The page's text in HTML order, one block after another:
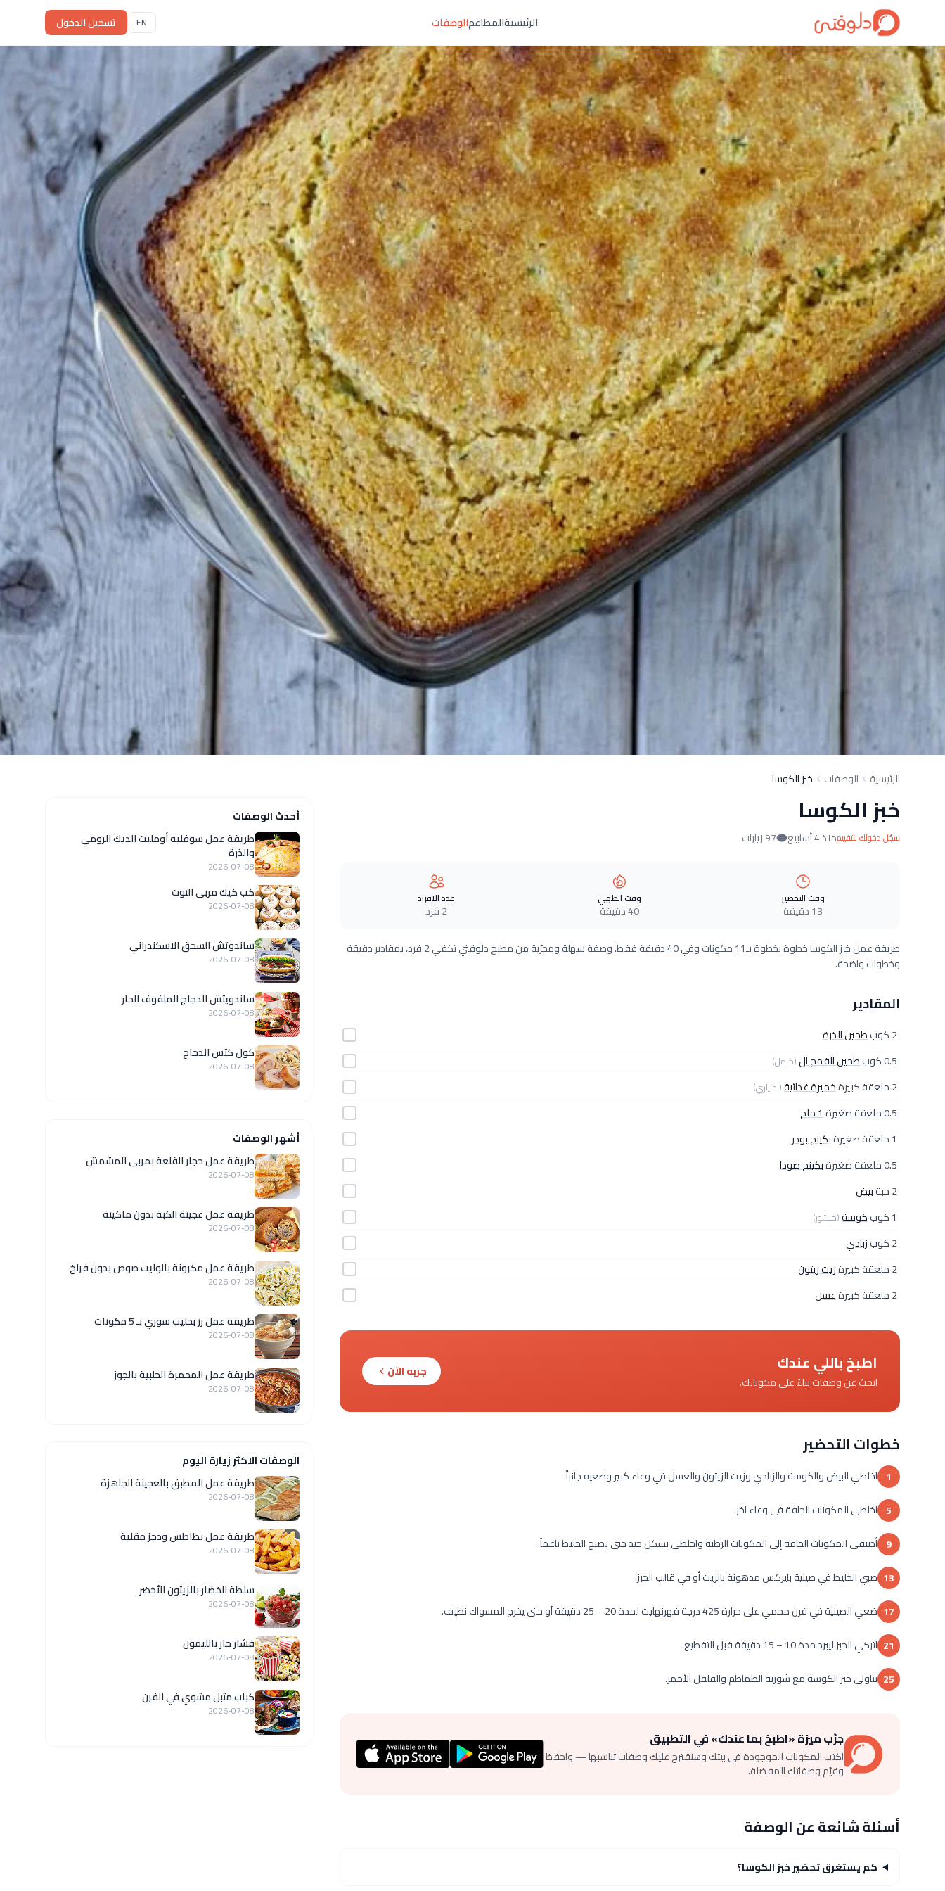
الرئيسيةالمطاعمالوصفات EN تسجيل الدخول
الرئيسية الوصفات خبز الكوسا
خبز الكوسا
سجّل دخولك للتقييممنذ 4 أسابيع 97 زيارات
وقت التحضير
13 دقيقة
وقت الطهي
40 دقيقة
عدد الافراد
2 فرد
طريقة عمل خبز الكوسا خطوة بخطوة بـ11 مكونات وفي 40 دقيقة فقط. وصفة سهلة ومجرّبة من مطبخ دلوقتي تكفي 2 فرد، بمقادير دقيقة
وخطوات واضحة.
المقادير
2 كوب
طحين الذرة
0.5 كوب
طحين القمح ال(كامل)
2 ملعقة كبيرة خميرة غذائية(اختياري)
0.5 ملعقة صغيرة
1 ملح
1 ملعقة صغيرة
بكينج بودر
0.5 ملعقة صغيرة
بكينج صودا
2 حبة
بيض
1 كوب
كوسة(مبشور)
2 كوب
زبادي
2 ملعقة كبيرة
زيت زيتون
2 ملعقة كبيرة
عسل
اطبخ باللي عندك
ابحث عن وصفات بناءً على مكوناتك.
جربه الآن
خطوات التحضير
1 اخلطي البيض والكوسة والزبادي وزيت الزيتون والعسل في وعاء كبير وضعيه جانباً.
5 اخلطي المكونات الجافة في وعاء آخر.
9 أضيفي المكونات الجافة إلى المكونات الرطبة واخلطي بشكل جيد حتى يصبح الخليط ناعماً.
13 صبي الخليط في صينية بايركس مدهونة بالزيت أو في قالب الخبز.
17 ضعي الصينية في فرن محمي على حرارة 425 درجة فهرنهايت لمدة 20 – 25 دقيقة أو حتى يخرج المسواك نظيف.
21 اتركي الخبز ليبرد مدة 10 – 15 دقيقة قبل التقطيع.
25 تناولي خبز الكوسة مع شوربة الطماطم والفلفل الأحمر.
جرّب ميزة «اطبخ بما عندك» في التطبيق
اكتب المكونات الموجودة في بيتك وهنقترح عليك وصفات تناسبها — واحفظ
وقيّم وصفاتك المفضلة.
أسئلة شائعة عن الوصفة
كم يستغرق تحضير خبز الكوسا؟
أحدث الوصفات
طريقة عمل سوفليه أومليت الديك الرومي
والذرة
2026-07-08
كب كيك مربى التوت
2026-07-08
ساندوتش السجق الاسكندراني
2026-07-08
ساندويتش الدجاج الملفوف الحار
2026-07-08
كول كتس الدجاج
2026-07-08
أشهر الوصفات
طريقة عمل حجار القلعة بمربى المشمش
2026-07-08
طريقة عمل عجينة الكبة بدون ماكينة
2026-07-08
طريقة عمل مكرونة بالوايت صوص بدون فراخ
2026-07-08
طريقة عمل رز بحليب سوري بـ 5 مكونات
2026-07-08
طريقة عمل المحمرة الحلبية بالجوز
2026-07-08
الوصفات الاكثر زيارة اليوم
طريقة عمل المطبق بالعجينة الجاهزة
2026-07-08
طريقة عمل بطاطس ودجز مقلية
2026-07-08
سلطة الخضار بالزيتون الأخضر
2026-07-08
فشار حار بالليمون
2026-07-08
كباب متبل مشوي في الفرن
2026-07-08